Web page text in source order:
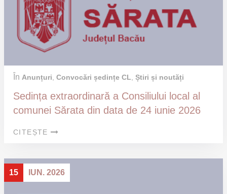
În Anunțuri Convocări ședințe CL Știri și noutăți
Sedința extraordinară a Consiliului local al
comunei Sărata din data de 24 iunie 2026
CITEȘTE
15 IUN. 2026